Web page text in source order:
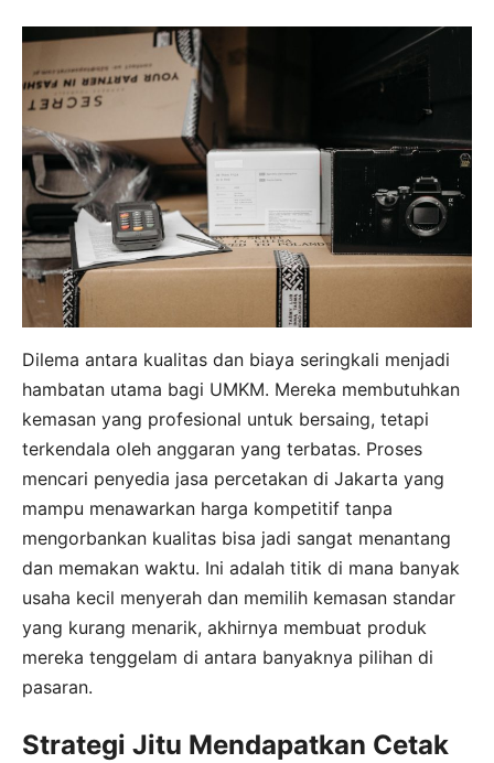
Dilema antara kualitas dan biaya seringkali menjadi
hambatan utama bagi UMKM. Mereka membutuhkan
kemasan yang profesional untuk bersaing, tetapi
terkendala oleh anggaran yang terbatas. Proses
mencari penyedia jasa percetakan di Jakarta yang
mampu menawarkan harga kompetitif tanpa
mengorbankan kualitas bisa jadi sangat menantang
dan memakan waktu. Ini adalah titik di mana banyak
usaha kecil menyerah dan memilih kemasan standar
yang kurang menarik, akhirnya membuat produk
mereka tenggelam di antara banyaknya pilihan di
pasaran.
Strategi Jitu Mendapatkan Cetak